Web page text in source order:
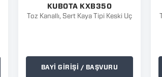
KUBOTA KXB350
Toz Kanallı, Sert Kaya Tipi Keski Uç
BAYİ GİRİŞİ / BAŞVURU